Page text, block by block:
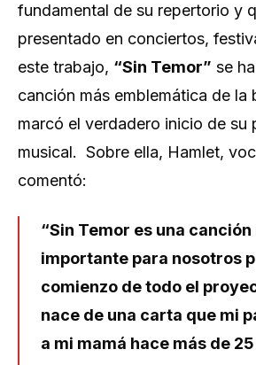
fundamental de su repertorio y
presentado en conciertos,
este trabajo, “Sin Temor” se
canción más emblemática de la
marcó el verdadero inicio de su
musical. Sobre ella, Hamlet,
comentó:
“Sin Temor es una canción
importante para nosotros
comienzo de todo el
nace de una carta que mi
a mi mamá hace más de